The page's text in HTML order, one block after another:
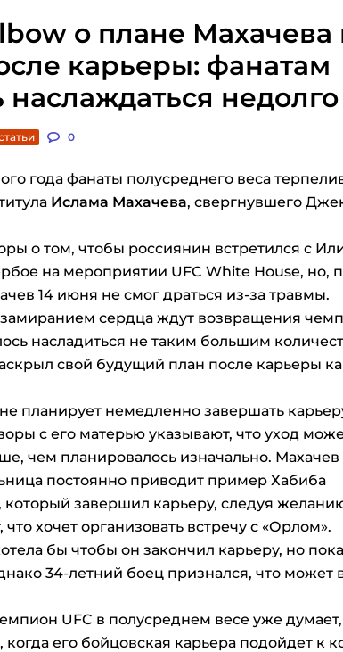
о плане Махачева
карьеры: фанатам
наслаждаться недолго
0
года фанаты полусреднего веса
Ислама Махачева, свергнувшего
о том, чтобы россиянин встретился с
на мероприятии UFC White House, но,
14 июня не смог драться из-за травмы.
сердца ждут возвращения
насладиться не таким большим
свой будущий план после карьеры
планирует немедленно завершать
с его матерью указывают, что уход
чем планировалось изначально. Махачев
постоянно приводит пример Хабиба
завершил карьеру, следуя
хочет организовать встречу с «Орлом».
бы чтобы он закончил карьеру, но
34-летний боец признался, что может
UFC в полусреднем весе уже
когда его бойцовская карьера подойдет к